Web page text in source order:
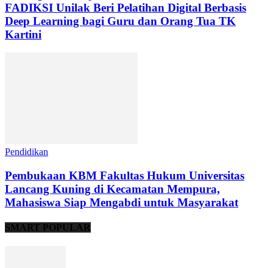
FADIKSI Unilak Beri Pelatihan Digital Berbasis
Deep Learning bagi Guru dan Orang Tua TK
Kartini
Pendidikan
Pembukaan KBM Fakultas Hukum Universitas
Lancang Kuning di Kecamatan Mempura,
Mahasiswa Siap Mengabdi untuk Masyarakat
SMART POPULAR